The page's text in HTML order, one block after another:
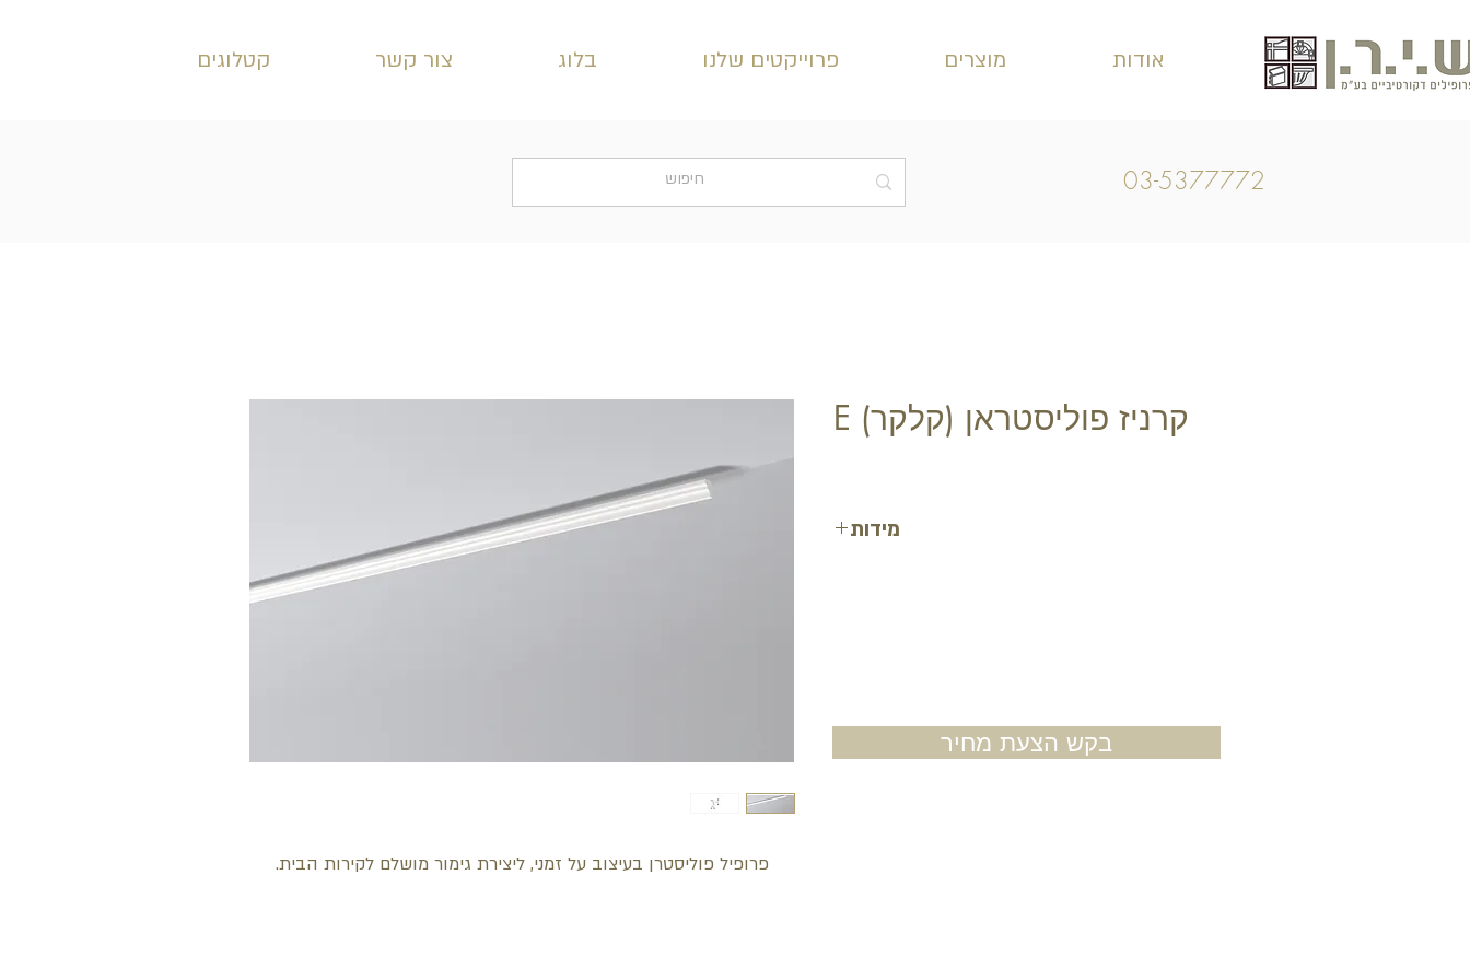
אודות מוצרים פרוייקטים שלנו בלוג צור קשר קטלוגים
03-5377772
פרופיל פוליסטרן בעיצוב על זמני, ליצירת גימור מושלם לקירות הבית.
קרניז פוליסטראן (קלקר) E
מידות
בקש הצעת מחיר